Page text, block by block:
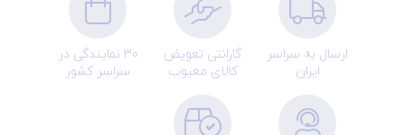
ارسال به سراسر
ایران
گارانتی تعویض
کالای معیوب
30 نمایندگی در
سراسر کشور